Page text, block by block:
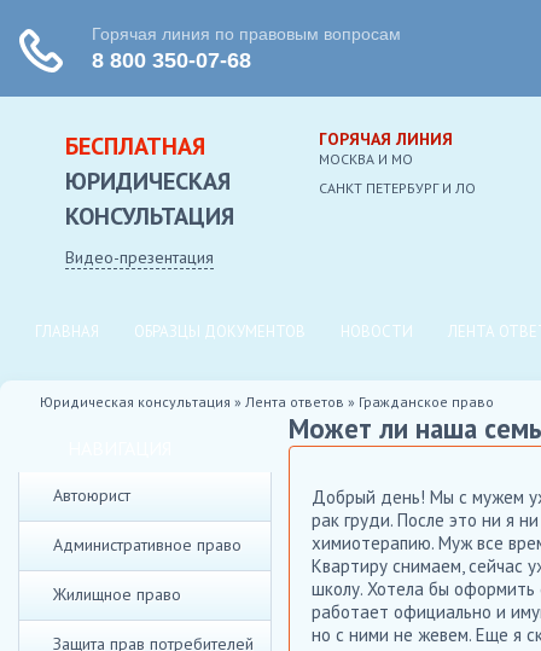
БЕСПЛАТНАЯ
ЮРИДИЧЕСКАЯ
КОНСУЛЬТАЦИЯ
Видео-презентация
ГОРЯЧАЯ ЛИНИЯ
МОСКВА И МО
CАНКТ ПЕТЕРБУРГ И ЛО
ГЛАВНАЯ ОБРАЗЦЫ ДОКУМЕНТОВ НОВОСТИ ЛЕНТА
Юридическая консультация » Лента ответов » Гражданское право
Автоюрист
Административное право
Жилищное право
Защита прав потребителей
Может ли наша
Добрый день! Мы с мужем
рак груди. После это ни я
химиотерапию. Муж все
Квартиру снимаем, сейчас
школу. Хотела бы оформить
работает официально и
но с ними не жевем. Еще я